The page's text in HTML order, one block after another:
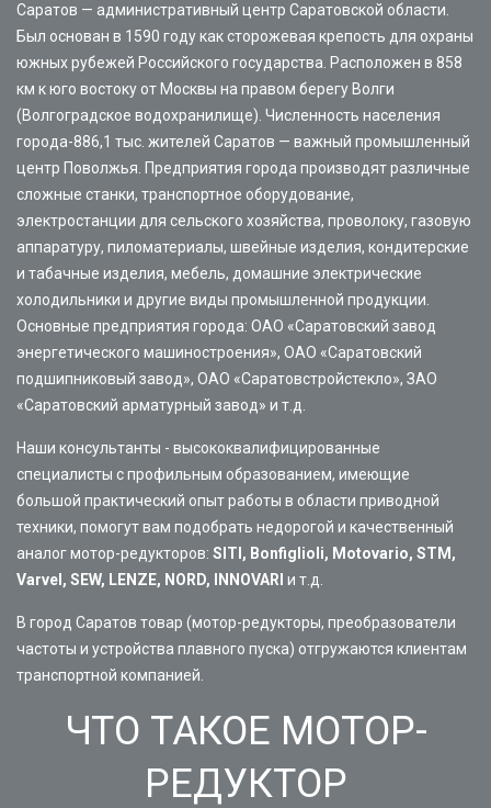
Саратов — административный центр Саратовской области.
Был основан в 1590 году как сторожевая крепость для охраны
южных рубежей Российского государства. Расположен в 858
км к юго востоку от Москвы на правом берегу Волги
(Волгоградское водохранилище). Численность населения
города-886,1 тыс. жителей Саратов — важный промышленный
центр Поволжья. Предприятия города производят различные
сложные станки, транспортное оборудование,
электростанции для сельского хозяйства, проволоку, газовую
аппаратуру, пиломатериалы, швейные изделия, кондитерские
и табачные изделия, мебель, домашние электрические
холодильники и другие виды промышленной продукции.
Основные предприятия города: ОАО «Саратовский завод
энергетического машиностроения», ОАО «Саратовский
подшипниковый завод», ОАО «Саратовстройстекло», ЗАО
«Саратовский арматурный завод» и т.д.
Наши консультанты - высококвалифицированные
специалисты с профильным образованием, имеющие
большой практический опыт работы в области приводной
техники, помогут вам подобрать недорогой и качественный
аналог мотор-редукторов: SITI, Bonfiglioli, Motovario, STM,
Varvel, SEW, LENZE, NORD, INNOVARI и т.д.
В город Саратов товар (мотор-редукторы, преобразователи
частоты и устройства плавного пуска) отгружаются клиентам
транспортной компанией.
ЧТО ТАКОЕ МОТОР-
РЕДУКТОР